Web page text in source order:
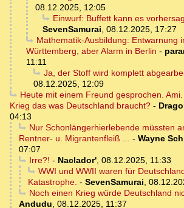
08.12.2025, 12:05
Einwurf: Buffett kann es
SevenSamurai, 08.12.2025, 17:27
Mathematik-Ausbildung: Entwarnung
Württemberg, aber Alarm in Berlin -
11:11
Ja, der Stoff wird komplett
08.12.2025, 12:09
Heute mit einem Freund gesprochen.
Krieg das was Deutschland braucht? -
04:13
Nur Schonlängerhierlebende müssten
Rentner- u. Migrantenfleiß ... - Wayne
07:07
Irre?! - Naclador', 08.12.2025, 11:33
WWI und WWII waren für
Katastrophe. - SevenSamurai,
Noch einen Krieg würde Deutschland
Andudu, 08.12.2025, 11:37